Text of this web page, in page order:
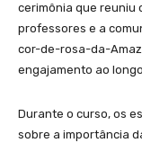
cerimônia que reuniu
professores e a
cor-de-rosa-da-
engajamento ao
Durante o curso, os
sobre a importância